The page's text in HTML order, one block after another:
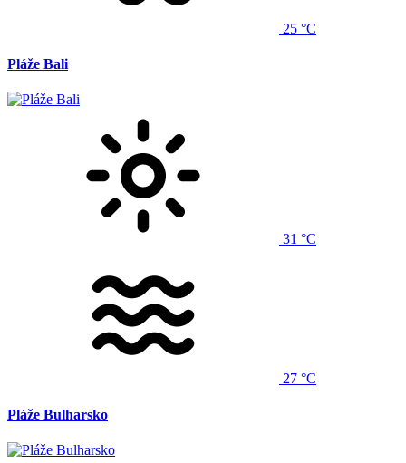
25 °C
Pláže Bali
31 °C
27 °C
Pláže Bulharsko